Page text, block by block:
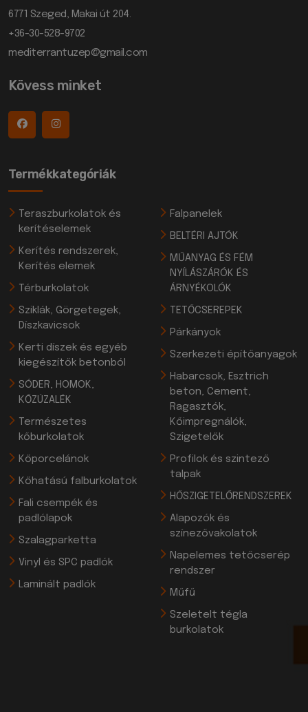
6771 Szeged, Makai út 204.
+36-30-528-9702
mediterrantuzep@gmail.com
Kövess minket
Termékkategóriák
Teraszburkolatok és
kerítéselemek
Kerítés rendszerek,
Kerítés elemek
Térburkolatok
Sziklák, Görgetegek,
Díszkavicsok
Kerti díszek és egyéb
kiegészítők betonból
SÓDER, HOMOK,
KŐZÚZALÉK
Természetes
kőburkolatok
Kőporcelánok
Kőhatású falburkolatok
Fali csempék és
padlólapok
Szalagparketta
Vinyl és SPC padlók
Laminált padlók
Falpanelek
BELTÉRI AJTÓK
MŰANYAG ÉS FÉM
NYÍLÁSZÁRÓK ÉS
ÁRNYÉKOLÓK
TETŐCSEREPEK
Párkányok
Szerkezeti építőanyagok
Habarcsok, Esztrich
beton, Cement,
Ragasztók,
Kőimpregnálók,
Szigetelők
Profilok és szintező
talpak
HŐSZIGETELŐRENDSZEREK
Alapozók és
színezővakolatok
Napelemes tetőcserép
rendszer
Műfű
Szeletelt tégla
burkolatok